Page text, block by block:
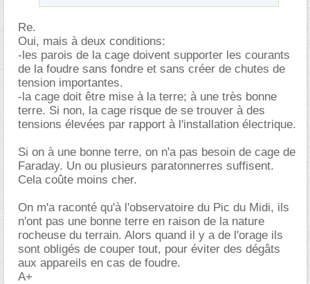
Re.
Oui, mais à deux conditions:
-les parois de la cage doivent supporter les courants
de la foudre sans fondre et sans créer de chutes de
tension importantes.
-la cage doit être mise à la terre; à une très bonne
terre. Si non, la cage risque de se trouver à des
tensions élevées par rapport à l'installation électrique.
Si on à une bonne terre, on n'a pas besoin de cage de
Faraday. Un ou plusieurs paratonnerres suffisent.
Cela coûte moins cher.
On m'a raconté qu'à l'observatoire du Pic du Midi, ils
n'ont pas une bonne terre en raison de la nature
rocheuse du terrain. Alors quand il y a de l'orage ils
sont obligés de couper tout, pour éviter des dégâts
aux appareils en cas de foudre.
A+